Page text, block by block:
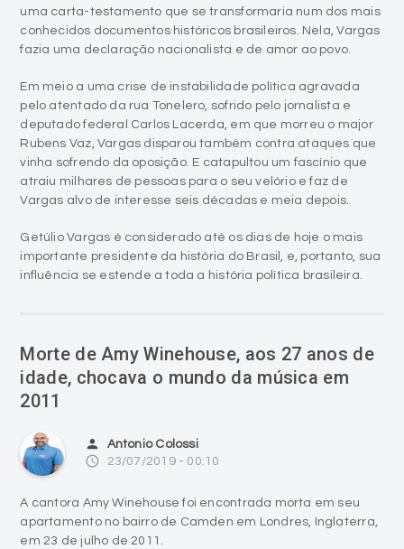
uma carta-testamento que se transformaria num dos mais
conhecidos documentos históricos brasileiros. Nela, Vargas
fazia uma declaração nacionalista e de amor ao povo.
Em meio a uma crise de instabilidade política agravada
pelo atentado da rua Tonelero, sofrido pelo jornalista e
deputado federal Carlos Lacerda, em que morreu o major
Rubens Vaz, Vargas disparou também contra ataques que
vinha sofrendo da oposição. E catapultou um fascínio que
atraiu milhares de pessoas para o seu velório e faz de
Vargas alvo de interesse seis décadas e meia depois.
Getúlio Vargas é considerado até os dias de hoje o mais
importante presidente da história do Brasil, e, portanto, sua
influência se estende a toda a história política brasileira.
Morte de Amy Winehouse, aos 27 anos de
idade, chocava o mundo da música em
2011
person Antonio Colossi
access_time 23/07/2019 - 00:10
A cantora Amy Winehouse foi encontrada morta em seu
apartamento no bairro de Camden em Londres, Inglaterra,
em 23 de julho de 2011.